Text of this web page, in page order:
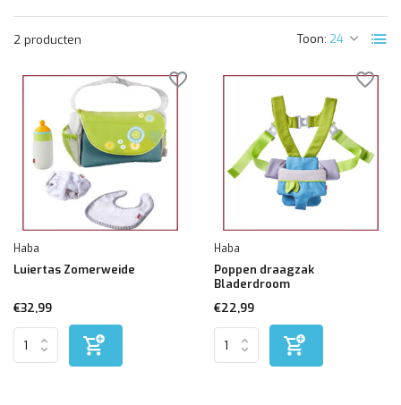
2 producten Toon:
Haba
Luiertas Zomerweide
€32,99
Haba
Poppen draagzak
Bladerdroom
€22,99